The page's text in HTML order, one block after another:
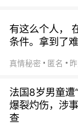
有这么个人，
条件。拿到了
真情秘密 匿名
法国8岁男童遭
爆裂灼伤，涉
查